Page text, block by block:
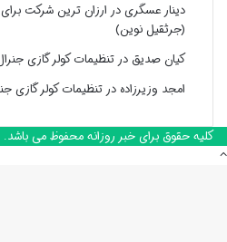
دینار عسگریدر
(جرثقیل نوین)
کیان صدیق درتنظیمات کولر گازی
امجد وزیرزاده درتنظیمات کولر گازی
کلیه حقوق برای خبر روزانه محفوظ می باشد.